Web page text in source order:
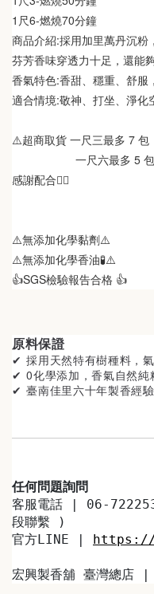
1尺6-燃燒70分鐘
商品介紹:採用加里萬丹沉粉
芬芳香味穿透力十足，還能
香氣特色:香甜、穩重、舒服
適合情境:敬神、打坐、淨化
⚠️超商取貨 一尺三最多 7 包
一尺六最多 5 包（五
感謝配合🙋‍♀️
⚠️無添加化學黏劑⚠️
⚠️無添加化學香油🧪⚠️
👍SGS檢驗報告合格 👍
原料保證
✔ 採用天然特有樹種料 ，
✔ 0化學添加，香氣自然純
✔ 臺南佳里六十年製香經
任何問題詢問
客服電話 | 06-
段聯繫 )
官方LINE | https://
宏興製香舖 臺灣總店 |